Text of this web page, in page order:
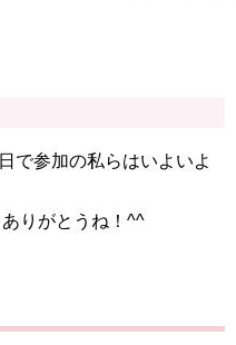
で参加の私らはいよいよ
りがとうね！^^